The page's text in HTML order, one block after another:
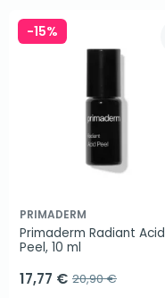
-15%
PRIMADERM
Primaderm Radiant Acid
Peel, 10 ml
17,77 € 20,90 €